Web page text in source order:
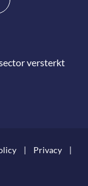
versterkt
Privacy